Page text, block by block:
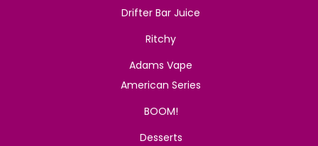
Drifter Bar Juice
Ritchy
Adams Vape
American Series
BOOM!
Desserts